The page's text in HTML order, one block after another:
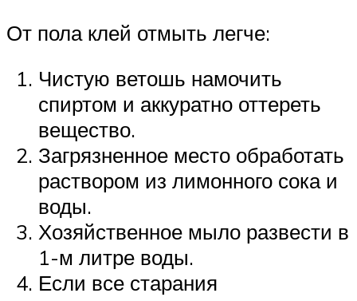
От пола клей отмыть легче:
Чистую ветошь намочить
спиртом и аккуратно оттереть
вещество.
Загрязненное место обработать
раствором из лимонного сока и
воды.
Хозяйственное мыло развести в
1-м литре воды.
Если все старания